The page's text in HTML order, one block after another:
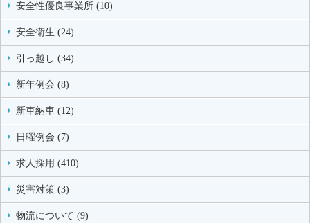
安全性優良事業所 (10)
安全衛生 (24)
引っ越し (34)
新年例会 (8)
新車納車 (12)
日曜例会 (7)
求人採用 (410)
災害対策 (3)
物流について (9)